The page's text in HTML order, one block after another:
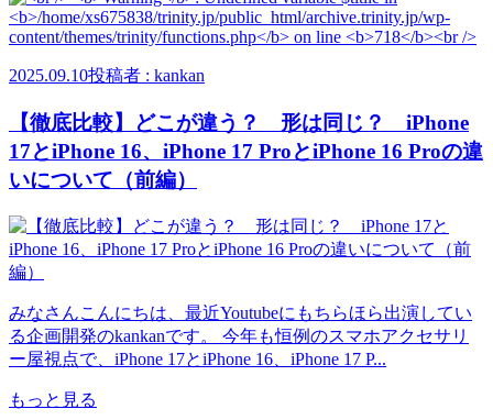
2025.09.10投稿者 : kankan
【徹底比較】どこが違う？ 形は同じ？ iPhone
17とiPhone 16、iPhone 17 ProとiPhone 16 Proの違
いについて（前編）
みなさんこんにちは、最近Youtubeにもちらほら出演してい
る企画開発のkankanです。 今年も恒例のスマホアクセサリ
ー屋視点で、iPhone 17とiPhone 16、iPhone 17 P...
もっと見る